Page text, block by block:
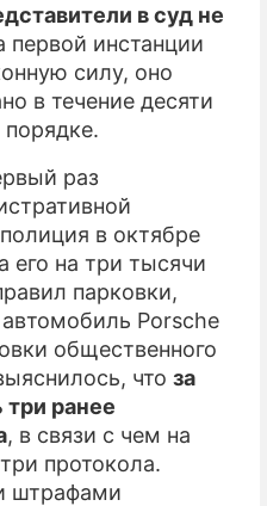
в суд не
первой инстанции
силу, оно
в течение десяти
раз
в октябре
его на три тысячи
парковки,
Porsche
общественного
что за
ранее
, в связи с чем на
протокола.
штрафами